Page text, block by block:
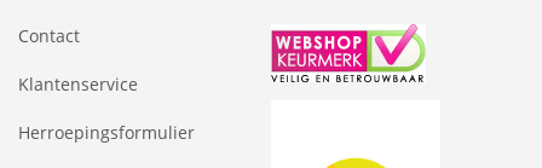
Contact
Klantenservice
Herroepingsformulier